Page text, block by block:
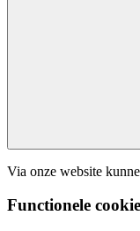
Via onze website
Functionele